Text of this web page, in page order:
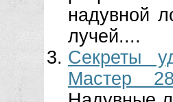
надувной
лучей....
Секреты
Мастер